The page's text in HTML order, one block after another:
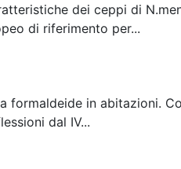
dei ceppi di
di riferimento per...
formaldeide in abitazioni.
dal IV...